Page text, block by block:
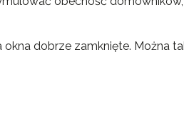
okna dobrze zamknięte. Można